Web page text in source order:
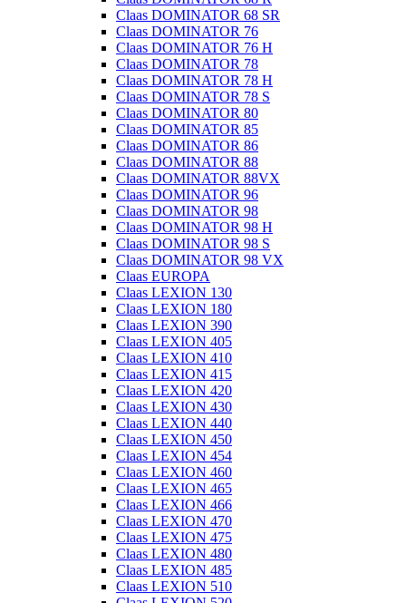
Claas DOMINATOR 68 SR
Claas DOMINATOR 76
Claas DOMINATOR 76 H
Claas DOMINATOR 78
Claas DOMINATOR 78 H
Claas DOMINATOR 78 S
Claas DOMINATOR 80
Claas DOMINATOR 85
Claas DOMINATOR 86
Claas DOMINATOR 88
Claas DOMINATOR 88VX
Claas DOMINATOR 96
Claas DOMINATOR 98
Claas DOMINATOR 98 H
Claas DOMINATOR 98 S
Claas DOMINATOR 98 VX
Claas EUROPA
Claas LEXION 130
Claas LEXION 180
Claas LEXION 390
Claas LEXION 405
Claas LEXION 410
Claas LEXION 415
Claas LEXION 420
Claas LEXION 430
Claas LEXION 440
Claas LEXION 450
Claas LEXION 454
Claas LEXION 460
Claas LEXION 465
Claas LEXION 466
Claas LEXION 470
Claas LEXION 475
Claas LEXION 480
Claas LEXION 485
Claas LEXION 510